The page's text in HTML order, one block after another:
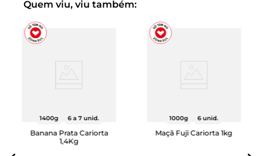
Quem viu, viu também:
1400g 6 a 7 unid.
Banana Prata Cariorta
1,4Kg
1000g 6 unid.
Maçã Fuji Cariorta 1kg